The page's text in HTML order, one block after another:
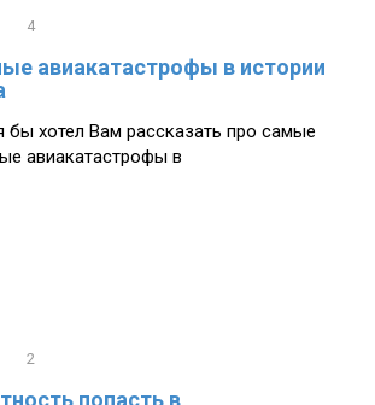
4
авиакатастрофы в истории
бы хотел Вам рассказать про самые
авиакатастрофы в
2
попасть в